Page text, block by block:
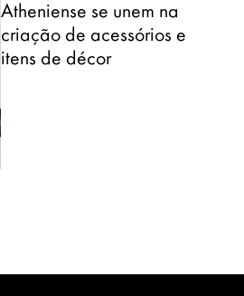
Atheniense se unem na
criação de acessórios e
itens de décor